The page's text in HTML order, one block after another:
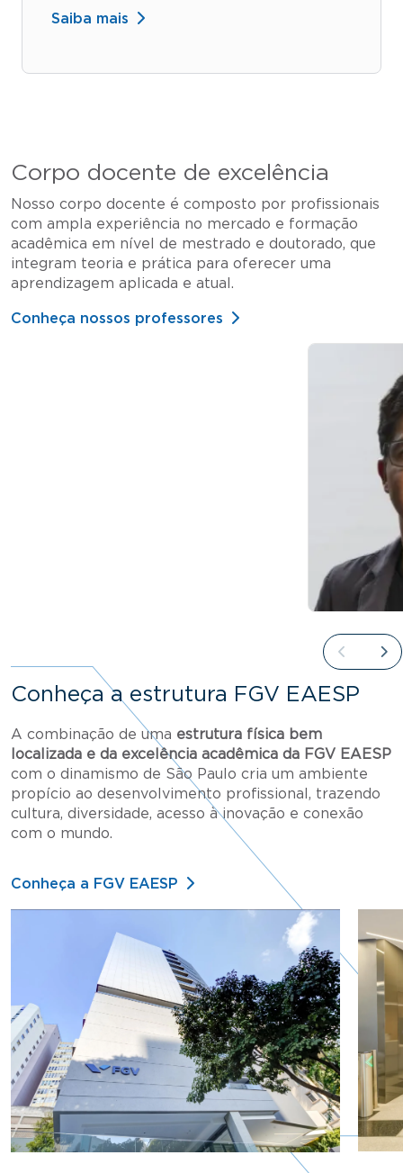
Saiba mais
Corpo docente de excelência
Nosso corpo docente é composto por profissionais
com ampla experiência no mercado e formação
acadêmica em nível de mestrado e doutorado, que
integram teoria e prática para oferecer uma
aprendizagem aplicada e atual.
Conheça nossos professores
Conheça a estrutura FGV EAESP
A combinação de uma estrutura física bem
localizada e da excelência acadêmica da FGV EAESP
com o dinamismo de São Paulo cria um ambiente
propício ao desenvolvimento profissional, trazendo
cultura, diversidade, acesso à inovação e conexão
com o mundo.
Conheça a FGV EAESP